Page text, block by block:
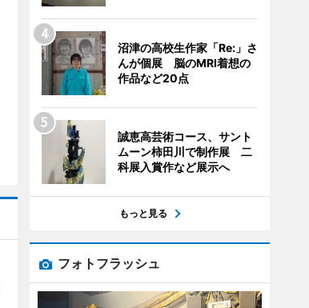
沼津の高校生作家「Re:」さ
んが個展 脳のMRI着想の
作品など20点
誠恵高芸術コース、サント
ムーン柿田川で制作展 二
科展入賞作など展示へ
もっと見る
フォトフラッシュ